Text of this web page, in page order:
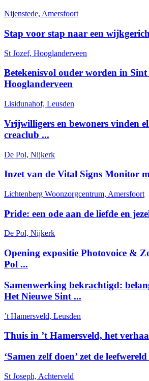
Nijenstede, Amersfoort
Stap voor stap naar een
St Jozef, Hooglanderveen
Betekenisvol ouder worden in Sint
Hooglanderveen
Lisidunahof, Leusden
Vrijwilligers en bewoners vinden
creaclub ...
De Pol, Nijkerk
Inzet van de Vital Signs Monitor
Lichtenberg Woonzorgcentrum, Amersfoort
Pride: een ode aan de liefde en
De Pol, Nijkerk
Opening expositie Photovoice &
Pol ...
Samenwerking bekrachtigd:
Het Nieuwe Sint ...
’t Hamersveld, Leusden
Thuis in ’t Hamersveld, het
‘Samen zelf doen’ zet de
St Joseph, Achterveld